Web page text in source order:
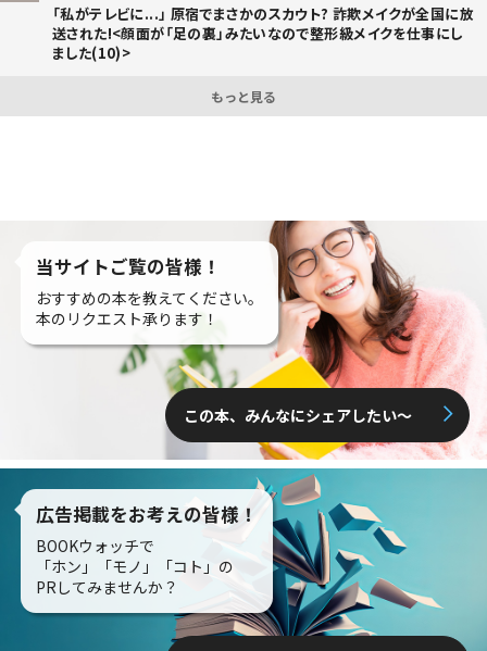
「私がテレビに...」 原宿でまさかのスカウト? 詐欺メイクが全国に放
送された!<顔面が「足の裏」みたいなので整形級メイクを仕事にし
ました(10)>
もっと見る
当サイトご覧の皆様！
おすすめの本を教えてください。
本のリクエスト承ります！
この本、みんなにシェアしたい〜
広告掲載をお考えの皆様！
BOOKウォッチで
「ホン」「モノ」「コト」の
PRしてみませんか？